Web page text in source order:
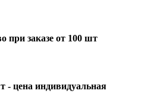
при заказе от 100 шт
- цена индивидуальная